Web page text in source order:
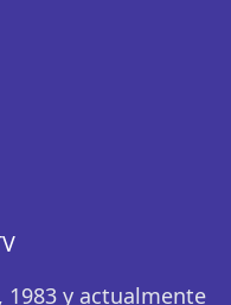
1983 y actualmente